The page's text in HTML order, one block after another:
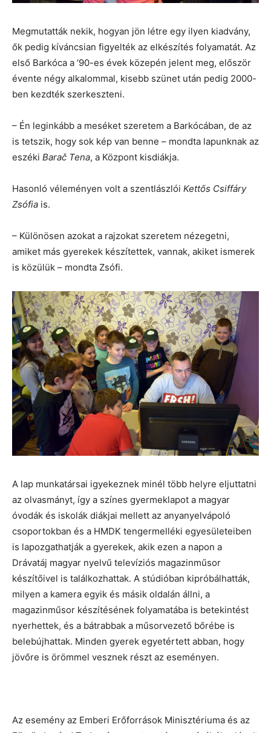
Megmutatták nekik, hogyan jön létre egy ilyen kiadvány,
ők pedig kíváncsian figyelték az elkészítés folyamatát. Az
első Barkóca a ’90-es évek közepén jelent meg, először
évente négy alkalommal, kisebb szünet után pedig 2000-
ben kezdték szerkeszteni.
– Én leginkább a meséket szeretem a Barkócában, de az
is tetszik, hogy sok kép van benne – mondta lapunknak az
eszéki Barač Tena, a Központ kisdiákja.
Hasonló véleményen volt a szentlászlói Kettős Csiffáry
Zsófia is.
– Különösen azokat a rajzokat szeretem nézegetni,
amiket más gyerekek készítettek, vannak, akiket ismerek
is közülük – mondta Zsófi.
A lap munkatársai igyekeznek minél több helyre eljuttatni
az olvasmányt, így a színes gyermeklapot a magyar
óvodák és iskolák diákjai mellett az anyanyelvápoló
csoportokban és a HMDK tengermelléki egyesületeiben
is lapozgathatják a gyerekek, akik ezen a napon a
Drávatáj magyar nyelvű televíziós magazinműsor
készítőivel is találkozhattak. A stúdióban kipróbálhatták,
milyen a kamera egyik és másik oldalán állni, a
magazinműsor készítésének folyamatába is betekintést
nyerhettek, és a bátrabbak a műsorvezető bőrébe is
belebújhattak. Minden gyerek egyetértett abban, hogy
jövőre is örömmel vesznek részt az eseményen.
Az esemény az Emberi Erőforrások Minisztériuma és az